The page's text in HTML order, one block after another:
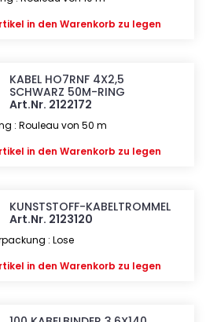
in den Warenkorb zu legen
KABEL HO7RNF 4X2,5
SCHWARZ 50M-RING
Art.Nr. 2122172
: Rouleau von 50 m
in den Warenkorb zu legen
KUNSTSTOFF-KABELTROMMEL
Art.Nr. 2123120
: Lose
in den Warenkorb zu legen